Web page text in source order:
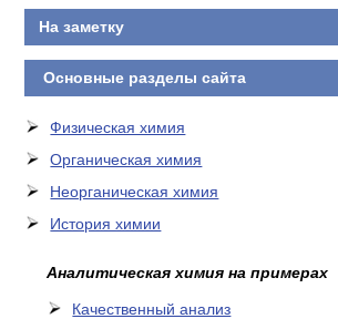
На заметку
Основные разделы сайта
Физическая химия
Органическая химия
Неорганическая химия
История химии
Аналитическая химия на примерах
Качественный анализ